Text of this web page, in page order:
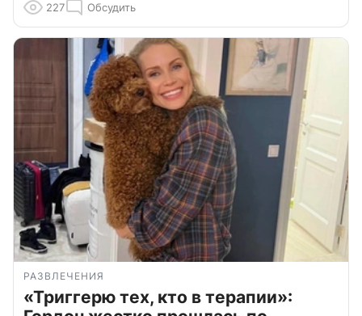
227 Обсудить
РАЗВЛЕЧЕНИЯ
«Триггерю тех, кто в терапии»: